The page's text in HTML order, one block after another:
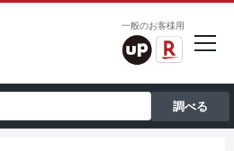
一般のお客様用